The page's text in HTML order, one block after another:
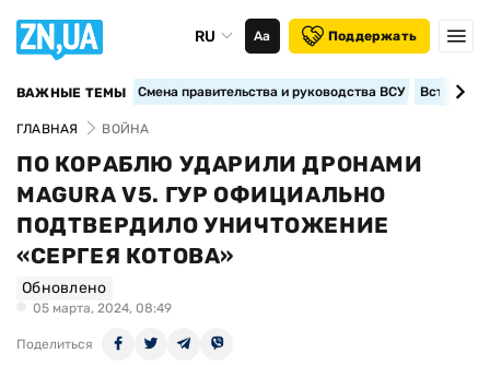
RU Аа Поддержать
ВАЖНЫЕ ТЕМЫ Смена правительства и руководства ВСУ
ГЛАВНАЯ ВОЙНА
ПО КОРАБЛЮ УДАРИЛИ ДРОНАМИ
MAGURA V5. ГУР ОФИЦИАЛЬНО
ПОДТВЕРДИЛО УНИЧТОЖЕНИЕ
«СЕРГЕЯ КОТОВА»
Обновлено
05 марта, 2024, 08:49
Поделиться